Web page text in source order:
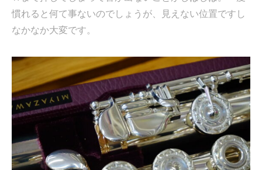
慣れると何て事ないのでしょうが、見えない位置ですし
なかなか大変です。